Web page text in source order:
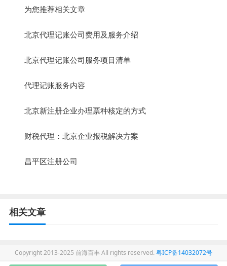
为您推荐相关文章
北京代理记账公司费用及服务介绍
北京代理记账公司服务项目清单
代理记账服务内容
北京新注册企业办理票种核定的方式
财税代理：北京企业报税解决方案
昌平区注册公司
相关文章
Copyright 2013-2025 前海百丰 All rights reserved. 粤ICP备14032072号